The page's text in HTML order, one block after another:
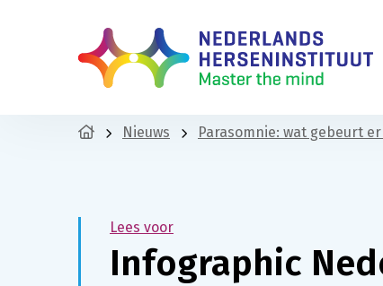
Nieuws Parasomnie: wat gebeurt
Lees voor
Infographic